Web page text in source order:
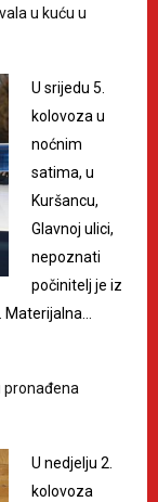
u kuću u
U srijedu 5.
kolovoza u
noćnim
satima, u
Kuršancu,
Glavnoj ulici,
nepoznati
počinitelj je iz
Materijalna…
pronađena
U nedjelju 2.
kolovoza